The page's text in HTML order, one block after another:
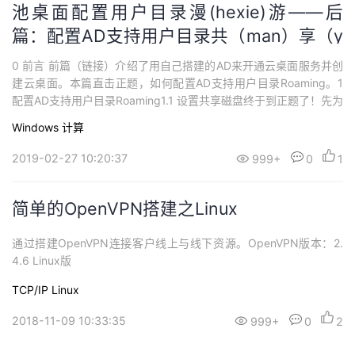
课
的
证
我
实
验
的
收
藏
术
支
持
云
声
建
议
池桌面配置用户目录漫(hexie)游——后
篇：配置AD支持用户目录共（man）享（y
ou）
0 前言 前篇（链接）介绍了用自己搭建的AD来开通云桌面服务并创
建云桌面。本篇直击正题，如何配置AD支持用户目录Roaming。1
配置AD支持用户目录Roaming1.1 设置共享磁盘终于到正题了！先为
C下（同一网络环境），所以用最简单直接的Windows共享文件夹
的方式来存放用户Roaming的数据。新创建...
Windows 计算
2019-02-27 10:20:37 999+ 0 1
简单的OpenVPN搭建之Linux
通过搭建OpenVPN连接客户线上与线下资源。OpenVPN版本：2.
4.6 Linux版
TCP/IP Linux
2018-11-09 10:33:35 999+ 0 2